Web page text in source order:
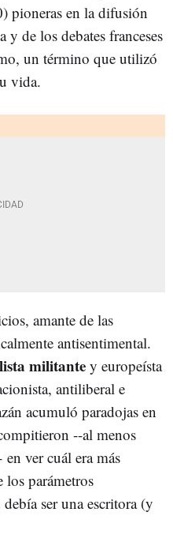
pioneras en la difusión
y de los debates franceses
un término que utilizó
vida.
amante de las
antisentimental.
militante y europeísta
antiliberal e
acumuló paradojas en
--al menos
ver cuál era más
los parámetros
ser una escritora (y